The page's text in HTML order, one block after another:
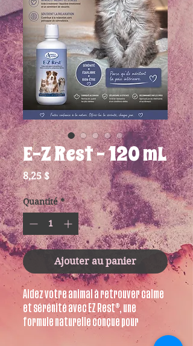
E-Z Rest - 120 mL
8,25 $Prix
Quantité *
Ajouter au panier
Aidez votre animal à retrouver calme
et sérénité avec EZ Rest®, une
formule naturelle conçue pour
soutenir la détente lors de périodes